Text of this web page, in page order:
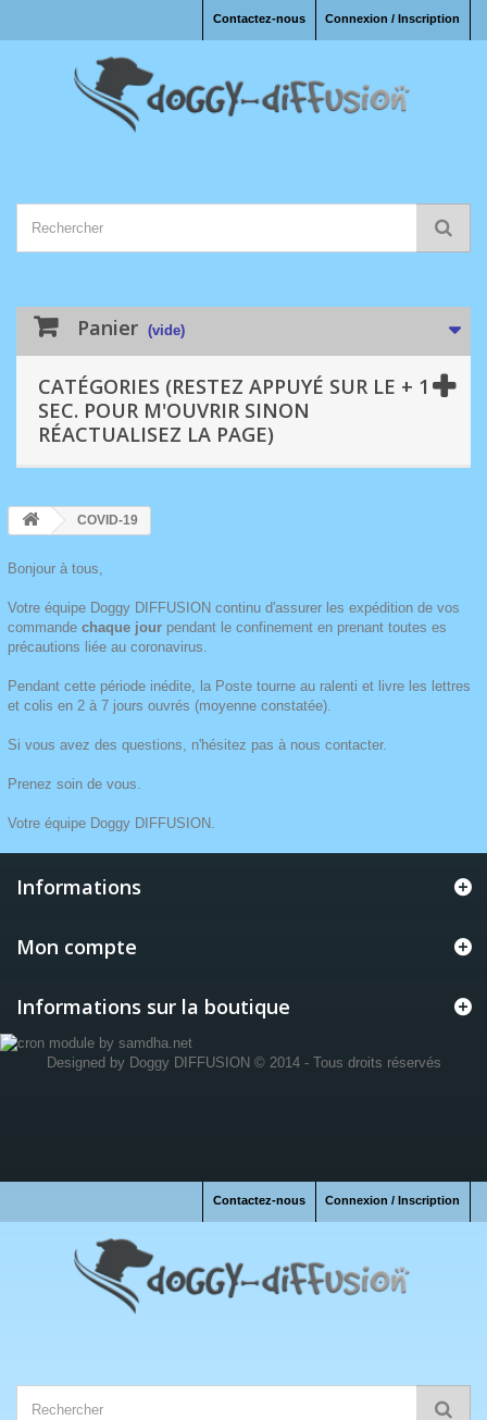
Connexion / Inscription
Contactez-nous
Panier (vide)
CATÉGORIES (RESTEZ APPUYÉ SUR LE + 1
SEC. POUR M'OUVRIR SINON
RÉACTUALISEZ LA PAGE)
COVID-19
Bonjour à tous,
Votre équipe Doggy DIFFUSION continu d'assurer les expédition de vos
commande chaque jour pendant le confinement en prenant toutes es
précautions liée au coronavirus.
Pendant cette période inédite, la Poste tourne au ralenti et livre les lettres
et colis en 2 à 7 jours ouvrés (moyenne constatée).
Si vous avez des questions, n'hésitez pas à nous contacter.
Prenez soin de vous.
Votre équipe Doggy DIFFUSION.
Informations
Mon compte
Informations sur la boutique
Designed by Doggy DIFFUSION© 2014 - Tous droits réservés
Connexion / Inscription
Contactez-nous